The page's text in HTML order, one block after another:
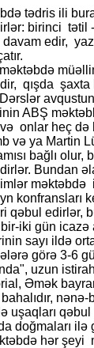
tədris ili
birinci tətil
davam edir,
qışda şaxta
ABŞ
onlar heç də
və ya Martin
bağlı
Bundan
məktəbdə
konfransları
qəbul edirlər,
iki gün icazə
sayı ildə
görə 3-6
uzun
Əmək
uşaqları
doğmaları
hər şeyi